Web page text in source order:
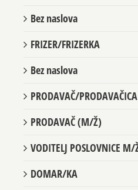
Bez naslova
FRIZER/FRIZERKA
Bez naslova
PRODAVAČ/PRODAVAČICA
PRODAVAČ (M/Ž)
VODITELJ POSLOVNICE M/
DOMAR/KA